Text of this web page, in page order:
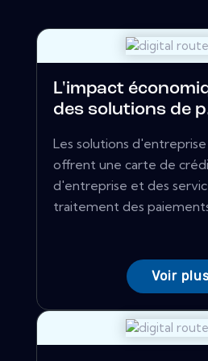
L'impact
des solutions de
Les solutions d'entreprise
offrent une carte de
d'entreprise et des
traitement des
Voir